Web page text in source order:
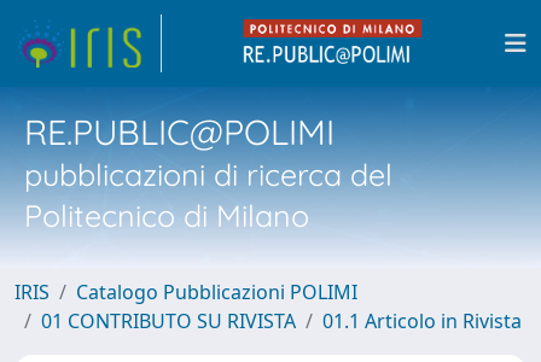
RE.PUBLIC@POLIMI
pubblicazioni di ricerca del
Politecnico di Milano
IRIS
Catalogo Pubblicazioni POLIMI
01 CONTRIBUTO SU RIVISTA
01.1 Articolo in Rivista